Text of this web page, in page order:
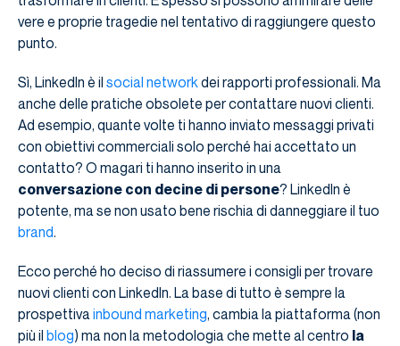
vere e proprie tragedie nel tentativo di raggiungere questo
punto.
Sì, LinkedIn è il social network dei rapporti professionali. Ma
anche delle pratiche obsolete per contattare nuovi clienti.
Ad esempio, quante volte ti hanno inviato messaggi privati
con obiettivi commerciali solo perché hai accettato un
contatto? O magari ti hanno inserito in una
conversazione con decine di persone? LinkedIn è
potente, ma se non usato bene rischia di danneggiare il tuo
brand.
Ecco perché ho deciso di riassumere i consigli per trovare
nuovi clienti con LinkedIn. La base di tutto è sempre la
prospettiva inbound marketing, cambia la piattaforma (non
più il blog) ma non la metodologia che mette al centro la